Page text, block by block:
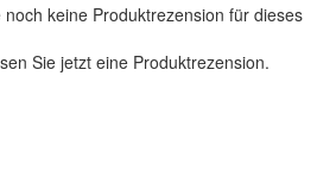
noch keine Produktrezension für dieses
Sie jetzt eine Produktrezension.